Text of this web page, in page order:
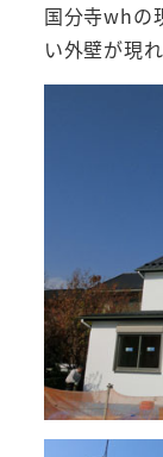
国分寺whの
い外壁が現